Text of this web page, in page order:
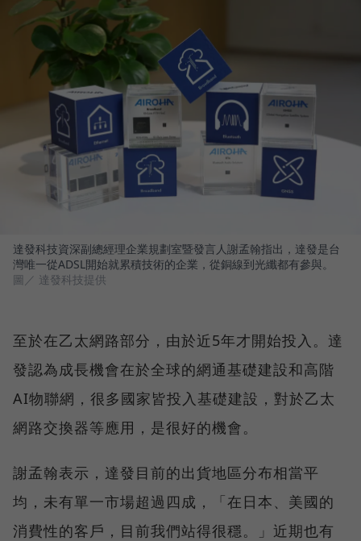
達發科技資深副總經理企業規劃室暨發言人謝孟翰指出，達發是台
灣唯一從ADSL開始就累積技術的企業，從銅線到光纖都有參與。
圖／ 達發科技提供
至於在乙太網路部分，由於近5年才開始投入。達
發認為成長機會在於全球的網通基礎建設和高階
AI物聯網，很多國家皆投入基礎建設，對於乙太
網路交換器等應用，是很好的機會。
謝孟翰表示，達發目前的出貨地區分布相當平
均，未有單一市場超過四成，「在日本、美國的
消費性的客戶，目前我們站得很穩。」近期也有